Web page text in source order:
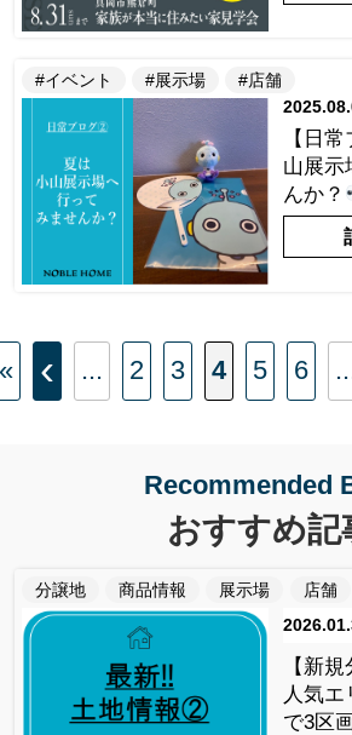
#イベント #展示場
#店舗
【日
山展示
んか？
« ‹ ... 2 3 4 5 6
Recommended
おすすめ記
分譲地 商品情報 展示場
店舗
【新
人気
で3区